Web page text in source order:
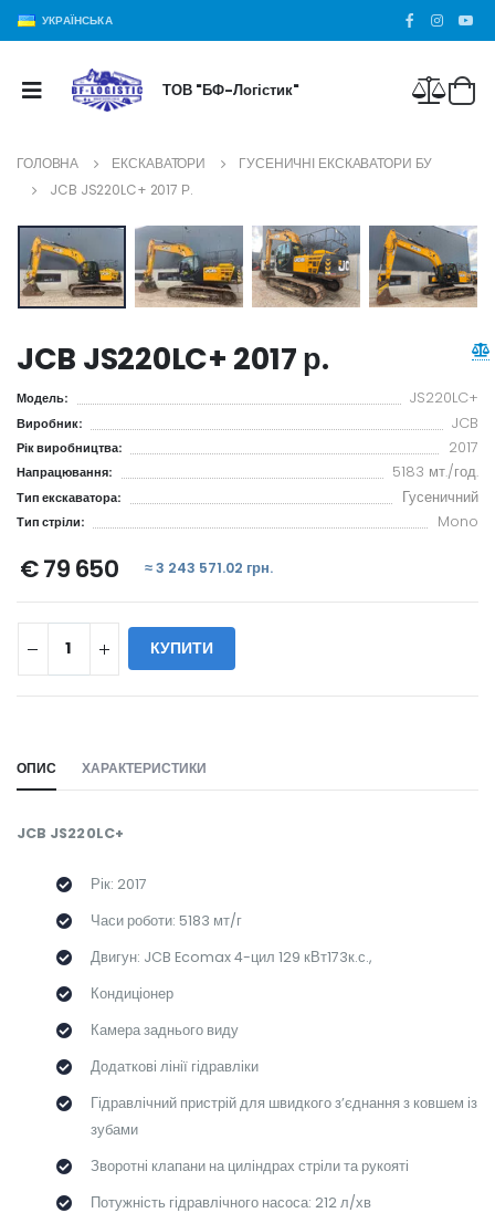
УКРАЇНСЬКА
ТОВ "БФ-Логістик"
ГОЛОВНА ЕКСКАВАТОРИ
ГУСЕНИЧНІ ЕКСКАВАТОРИ БУ
JCB JS220LC+ 2017 Р.
JCB JS220LC+ 2017 р.
Модель: JS220LC+
Виробник: JCB
Рік виробництва: 2017
Напрацювання: 5183 мт./год.
Тип екскаватора: Гусеничний
Тип стріли: Mono
€ 79 650 ≈ 3 243 571.02 грн.
КУПИТИ
ОПИС ХАРАКТЕРИСТИКИ
JCB JS220LC+
Рік: 2017
Часи роботи: 5183 мт/г
Двигун: JCB Ecomax 4-цил 129 кВт173к.с.,
Кондиціонер
Камера заднього виду
Додаткові лінії гідравліки
Гідравлічний пристрій для швидкого з’єднання з ковшем із
зубами
Зворотні клапани на циліндрах стріли та рукояті
Потужність гідравлічного насоса: 212 л/хв